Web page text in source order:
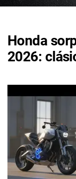
Honda
2026: